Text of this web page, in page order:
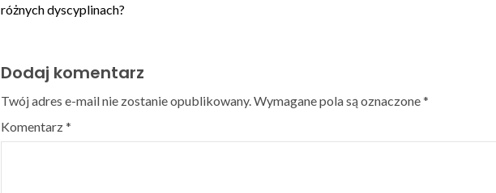
różnych dyscyplinach?
Dodaj komentarz
Twój adres e-mail nie zostanie opublikowany.Wymagane pola są oznaczone*
Komentarz*